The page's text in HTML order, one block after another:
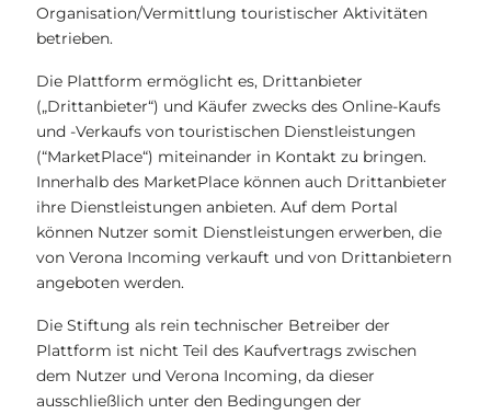
Organisation/Vermittlung touristischer Aktivitäten
betrieben.
Die Plattform ermöglicht es, Drittanbieter
(„Drittanbieter“) und Käufer zwecks des Online-Kaufs
und -Verkaufs von touristischen Dienstleistungen
(“MarketPlace“) miteinander in Kontakt zu bringen.
Innerhalb des MarketPlace können auch Drittanbieter
ihre Dienstleistungen anbieten. Auf dem Portal
können Nutzer somit Dienstleistungen erwerben, die
von Verona Incoming verkauft und von Drittanbietern
angeboten werden.
Die Stiftung als rein technischer Betreiber der
Plattform ist nicht Teil des Kaufvertrags zwischen
dem Nutzer und Verona Incoming, da dieser
ausschließlich unter den Bedingungen der